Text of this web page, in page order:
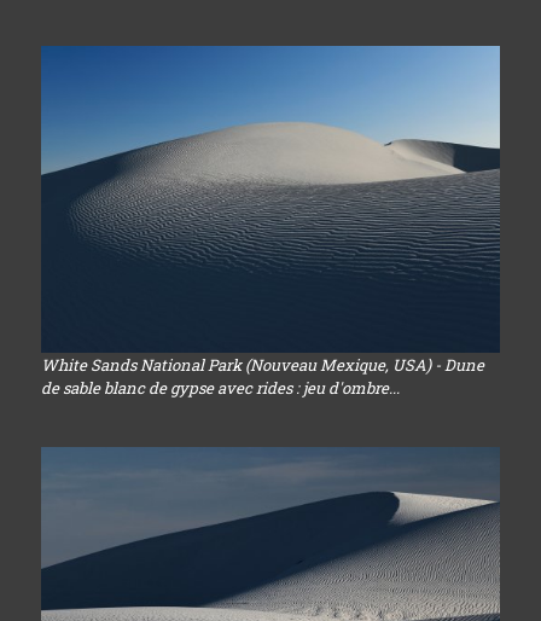
White Sands National Park (Nouveau Mexique, USA) - Dune
de sable blanc de gypse avec rides : jeu d'ombre...